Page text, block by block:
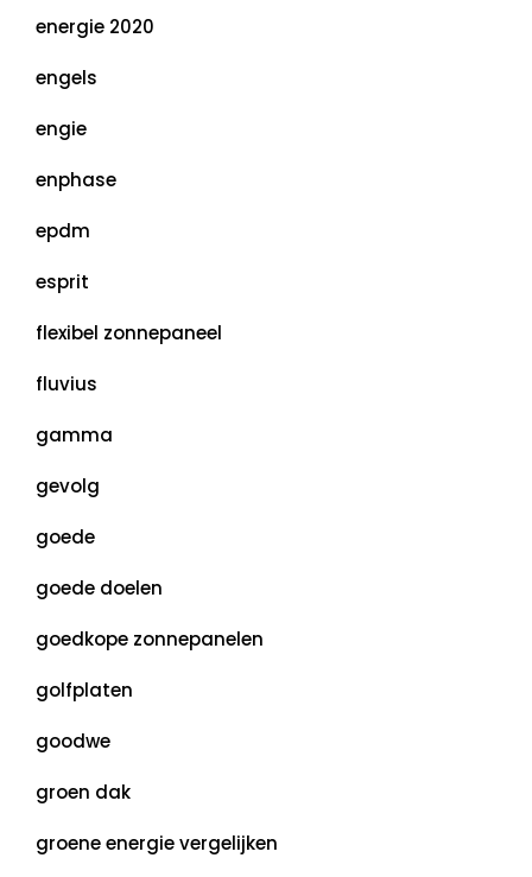
energie 2020
engels
engie
enphase
epdm
esprit
flexibel zonnepaneel
fluvius
gamma
gevolg
goede
goede doelen
goedkope zonnepanelen
golfplaten
goodwe
groen dak
groene energie vergelijken